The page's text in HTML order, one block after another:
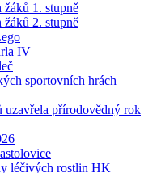
žáků 1. stupně
žáků 2. stupně
IV
sportovních hrách
uzavřela přírodovědný rok
léčivých rostlin HK